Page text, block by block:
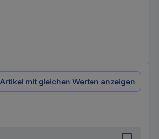
Artikel mit gleichen Werten anzeigen